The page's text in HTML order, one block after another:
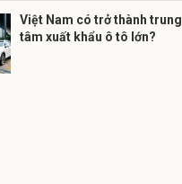
Việt Nam có trở thành trung
tâm xuất khẩu ô tô lớn?